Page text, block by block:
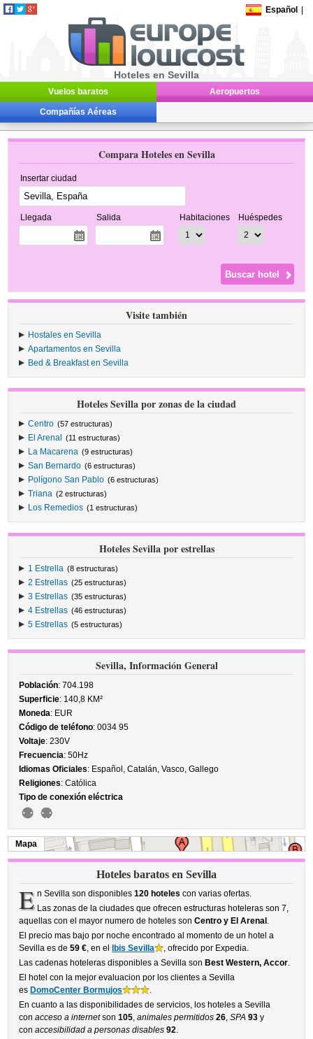
Español
Hoteles en Sevilla
Vuelos baratos Aeropuertos
Compañías Aéreas
Compara Hoteles en Sevilla
Insertar ciudad
Llegada Salida Habitaciones Huéspedes
Visite también
Hostales en Sevilla
Apartamentos en Sevilla
Bed & Breakfast en Sevilla
Hoteles Sevilla por zonas de la ciudad
Centro (57 estructuras)
El Arenal (11 estructuras)
La Macarena (9 estructuras)
San Bernardo (6 estructuras)
Polígono San Pablo (6 estructuras)
Triana (2 estructuras)
Los Remedios (1 estructuras)
Hoteles Sevilla por estrellas
1 Estrella (8 estructuras)
2 Estrellas (25 estructuras)
3 Estrellas (35 estructuras)
4 Estrellas (46 estructuras)
5 Estrellas (5 estructuras)
Sevilla, Información General
Población: 704.198
Superficie: 140,8 KM²
Moneda: EUR
Código de teléfono: 0034 95
Voltaje: 230V
Frecuencia: 50Hz
Idiomas Oficiales: Español, Catalán, Vasco, Gallego
Religiones: Católica
Tipo de conexión eléctrica
Mapa
Hoteles baratos en Sevilla
E n Sevilla son disponibles 120 hoteles con varias ofertas.
Las zonas de la ciudades que ofrecen estructuras hoteleras son 7,
aquellas con el mayor numero de hoteles sonCentro y El Arenal .
El precio mas bajo por noche encontrado al momento de un hotel a
Sevilla es de59 €, en el Ibis Sevilla
, ofrecido por Expedia.
Las cadenas hoteleras disponibles a Sevilla son Best Western, Accor.
El hotel con la mejor evaluacion por los clientes a Sevilla
es DomoCenter Bormujos
.
En cuanto a las disponibilidades de servicios, los hoteles a Sevilla
conacceso a internetson105,animales permitidos 26,SPA 93 y
conaccesibilidad a personas disables 92.